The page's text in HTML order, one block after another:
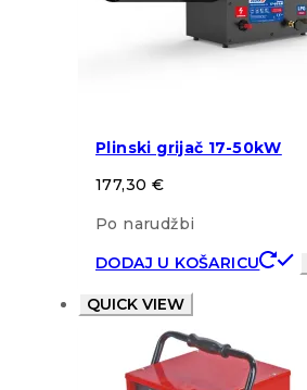
Plinski grijač 17-50kW
177,30 €
Po narudžbi
DODAJ U KOŠARICU
QUICK VIEW